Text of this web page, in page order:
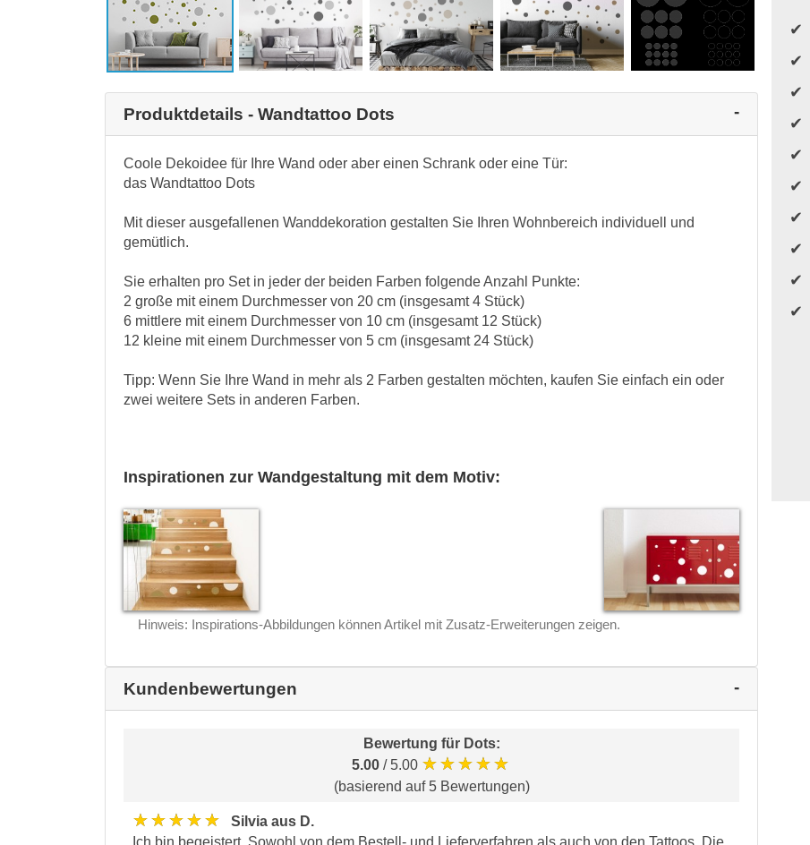
Produktdetails - Wandtattoo Dots
Coole Dekoidee für Ihre Wand oder aber einen Schrank oder eine Tür:
das Wandtattoo Dots
Mit dieser ausgefallenen Wanddekoration gestalten Sie Ihren Wohnbereich individuell und
gemütlich.
Sie erhalten pro Set in jeder der beiden Farben folgende Anzahl Punkte:
2 große mit einem Durchmesser von 20 cm (insgesamt 4 Stück)
6 mittlere mit einem Durchmesser von 10 cm (insgesamt 12 Stück)
12 kleine mit einem Durchmesser von 5 cm (insgesamt 24 Stück)
Tipp: Wenn Sie Ihre Wand in mehr als 2 Farben gestalten möchten, kaufen Sie einfach ein oder
zwei weitere Sets in anderen Farben.
Inspirationen zur Wandgestaltung mit dem Motiv:
Hinweis: Inspirations-Abbildungen können Artikel mit Zusatz-Erweiterungen zeigen.
Kundenbewertungen
Bewertung für Dots:
5.00 / 5.00 ★★★★★
(basierend auf 5 Bewertungen)
★★★★★
Silvia aus D.